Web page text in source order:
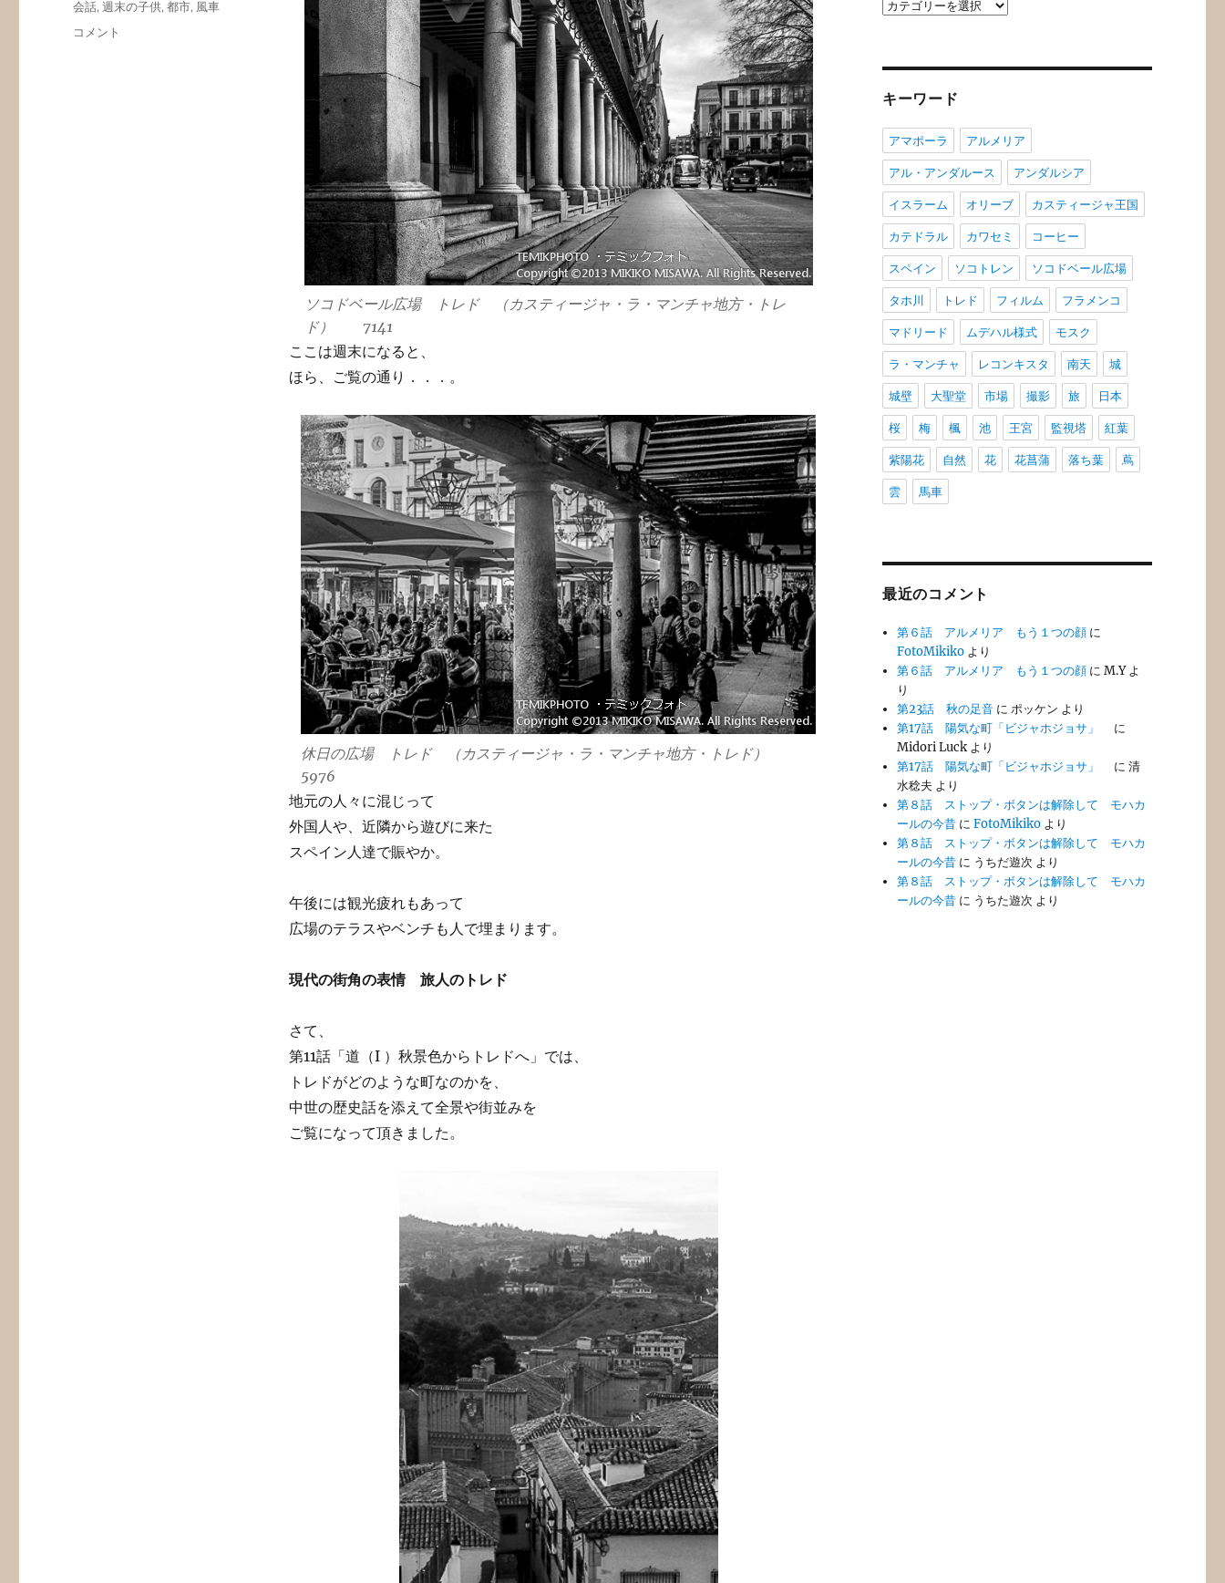
ソコドベール広場 トレド （カスティージャ・ラ・マンチャ地方・トレ
ド） 7141
ここは週末になると、
ほら、ご覧の通り．．．。
休日の広場 トレド （カスティージャ・ラ・マンチャ地方・トレド）
5976
地元の人々に混じって
外国人や、近隣から遊びに来た
スペイン人達で賑やか。
午後には観光疲れもあって
広場のテラスやベンチも人で埋まります。
現代の街角の表情 旅人のトレド
さて、
第11話「道（I ）秋景色からトレドへ」では、
トレドがどのような町なのかを、
中世の歴史話を添えて全景や街並みを
ご覧になって頂きました。
会話,週末の子供,都市, 風車
第
コメント
地
キーワード
アマポーラ アルメリア
アル・アンダルース アンダルシア
イスラーム オリーブ カスティージャ王国
カテドラル カワセミ コーヒー
スペイン ソコトレン ソコドベール広場
タホ川 トレド フィルム フラメンコ
マドリード ムデハル様式 モスク
ラ・マンチャ レコンキスタ 南天 城
城壁 大聖堂 市場 撮影 旅 日本
桜 梅 楓 池 王宮 監視塔 紅葉
紫陽花 自然 花 花菖蒲 落ち葉 蔦
雲 馬車
最近のコメント
第６話 アルメリア もう１つの顔 に
FotoMikiko より
第６話 アルメリア もう１つの顔 にM.Yよ
り
第23話 秋の足音 にポッケン より
第17話 陽気な町「ビジャホジョサ」
に
Midori Luck より
第17話 陽気な町「ビジャホジョサ」
に清
水稔夫 より
第８話 ストップ・ボタンは解除して モハカ
ールの今昔 にFotoMikiko より
第８話 ストップ・ボタンは解除して モハカ
ールの今昔 に うちだ遊次 より
第８話 ストップ・ボタンは解除して モハカ
ールの今昔 に うちた遊次 より